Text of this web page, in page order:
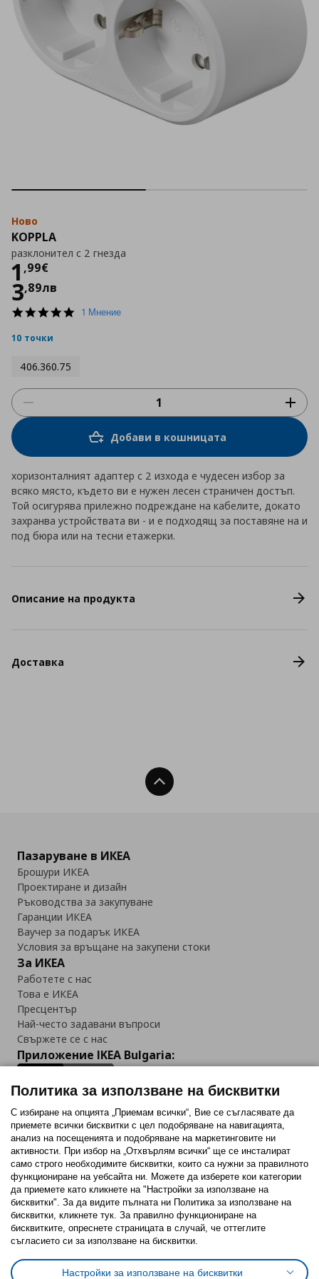
Ново
KOPPLA
разклонител с 2 гнезда
1 ,99€
Цена
3,89лв
5.01 Мнение
10 точки
406.360.75
Добави в кошницата
хоризонталният адаптер с 2 изхода е чудесен избор за
всяко място, където ви е нужен лесен страничен достъп.
Той осигурява прилежно подреждане на кабелите, докато
захранва устройствата ви - и е подходящ за поставяне на и
под бюра или на тесни етажерки.
Описание на продукта
Доставка
Нагоре
Пазаруване в ИКЕА
Брошури ИКЕА
Проектиране и дизайн
Ръководства за закупуване
Гаранции ИКЕА
Ваучер за подарък ИКЕА
Условия за връщане на закупени стоки
За ИКЕА
Работете с нас
Това е ИКЕА
Пресцентър
Най-често задавани въпроси
Свържете се с нас
Приложение IKEA Bulgaria:
Последвайте ни:
FacebookTwitterYoutubePinterestInstagram
Политика за използване на бисквитки (Cookies)
Избор на настройки за използване на бисквитки
Условия за ползване на ikea.bgОбща политика за личните данни
Политика за използване на бисквитки
С избиране на опцията „Приемам всички“, Вие се съгласявате да
приемете всички бисквитки с цел подобряване на навигацията,
анализ на посещенията и подобряване на маркетинговите ни
активности. При избор на „Отхвърлям всички“ ще се инсталират
само строго необходимитe бисквитки, които са нужни за правилното
функциониране на уебсайта ни. Можете да изберете кои категории
да приемете като кликнете на "Настройки за използване на
бисквитки". За да видите пълната ни Политика за използване на
бисквитки, кликнете тук. За правилно функциониране на
бисквитките, опреснете страницата в случай, че оттеглите
съгласието си за използване на бисквитки.
Настройки за използване на бисквитки